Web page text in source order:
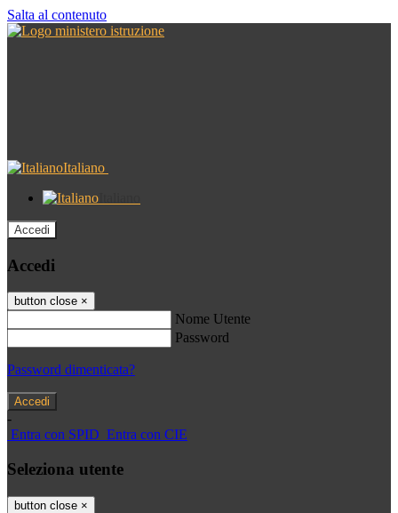
Salta al contenuto
Italiano
Accedi
Accedi
button close ×
Nome Utente
Password
Password dimenticata?
-
Entra con SPID Entra con CIE
Seleziona utente
button close ×